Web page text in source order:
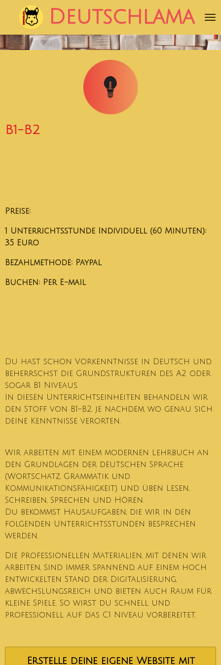
Zum
Hauptinhalt
springen
Deutschlama
B1-B2
Preise:
1 Unterrichtsstunde Individuell (60 Minuten):
35 Euro
Bezahlmethode: Paypal
Buchen: Per E-mail
Du hast schon Vorkenntnisse in Deutsch und
beherrschst die Grundstrukturen des A2 oder
sogar B1 Niveaus.
In diesen Unterrichtseinheiten behandeln wir
den Stoff von B1-B2, je nachdem, wo genau sich
deine Kenntnisse verorten.
Wir arbeiten mit einem modernen Lehrbuch an
den Grundlagen der deutschen Sprache
(Wortschatz, Grammatik und
Kommunikationsfähigkeit) und üben Lesen,
Schreiben, Sprechen und Hören.
Du bekommst Hausaufgaben, die wir in den
folgenden Unterrichtsstunden besprechen
werden.
Die professionellen Materialien, mit denen wir
arbeiten, sind immer spannend, auf einem hoch
entwickelten Stand der Digitalisierung,
abwechslungsreich und bieten auch Raum für
kleine Spiele. So wirst du schnell und
professionell auf das C1 Niveau vorbereitet.
Erstelle deine eigene Website mit